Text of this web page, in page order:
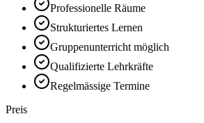
Professionelle Räume
Strukturiertes Lernen
Gruppenunterricht möglich
Qualifizierte Lehrkräfte
Regelmässige Termine
Preis